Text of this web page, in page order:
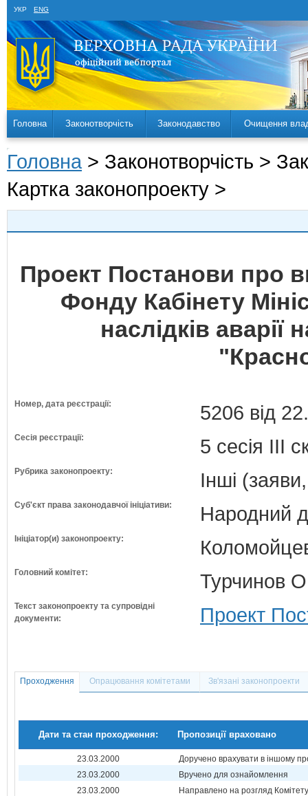
УКР ENG
Головна Законотворчість Законодавство Очищення
Головна > Законотворчість >
Картка законопроекту >
Проект Постанови про
Фонду Кабінету
наслідків
Номер, дата реєстрації: 5206 від
Сесія реєстрації: 5 сесія III
Рубрика законопроекту: Інші
Суб'єкт права законодавчої ініціативи: Народний
Ініціатор(и) законопроекту:
Головний комітет: Турчинов
Текст законопроекту та супровідні
документи:
Проект
Проходження Опрацювання комітетами Зв'язані законопроекти
Дати та стан проходження: Пропозиції враховано
23.03.2000
Доручено врахувати в іншому
23.03.2000
Вручено для ознайомлення
23.03.2000
Направлено на розгляд Комітету